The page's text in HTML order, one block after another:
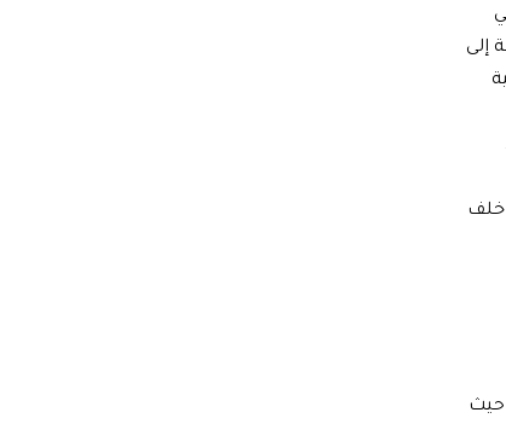
إلى
خلف
حيث